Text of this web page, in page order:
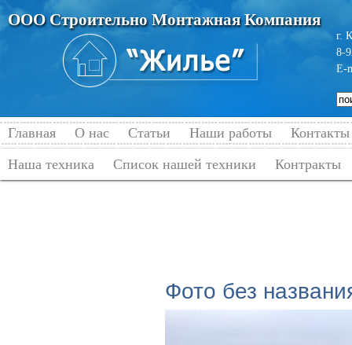
ООО Строительно Монтажная Компания
г.
8-
E-
Главная О нас Статьи Наши работы
Контакты
Наша техника
Список нашей техники Контракты
Фото без